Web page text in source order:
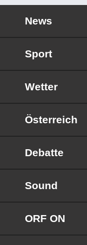
News
Sport
Wetter
Österreich
Debatte
Sound
ORF ON